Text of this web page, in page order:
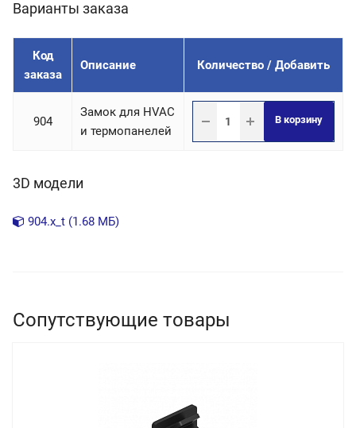
Варианты заказа
Код
заказа
Описание Количество / Добавить
904
Замок для HVAC
и термопанелей
В корзину
3D модели
904.x_t (1.68 МБ)
Сопутствующие товары